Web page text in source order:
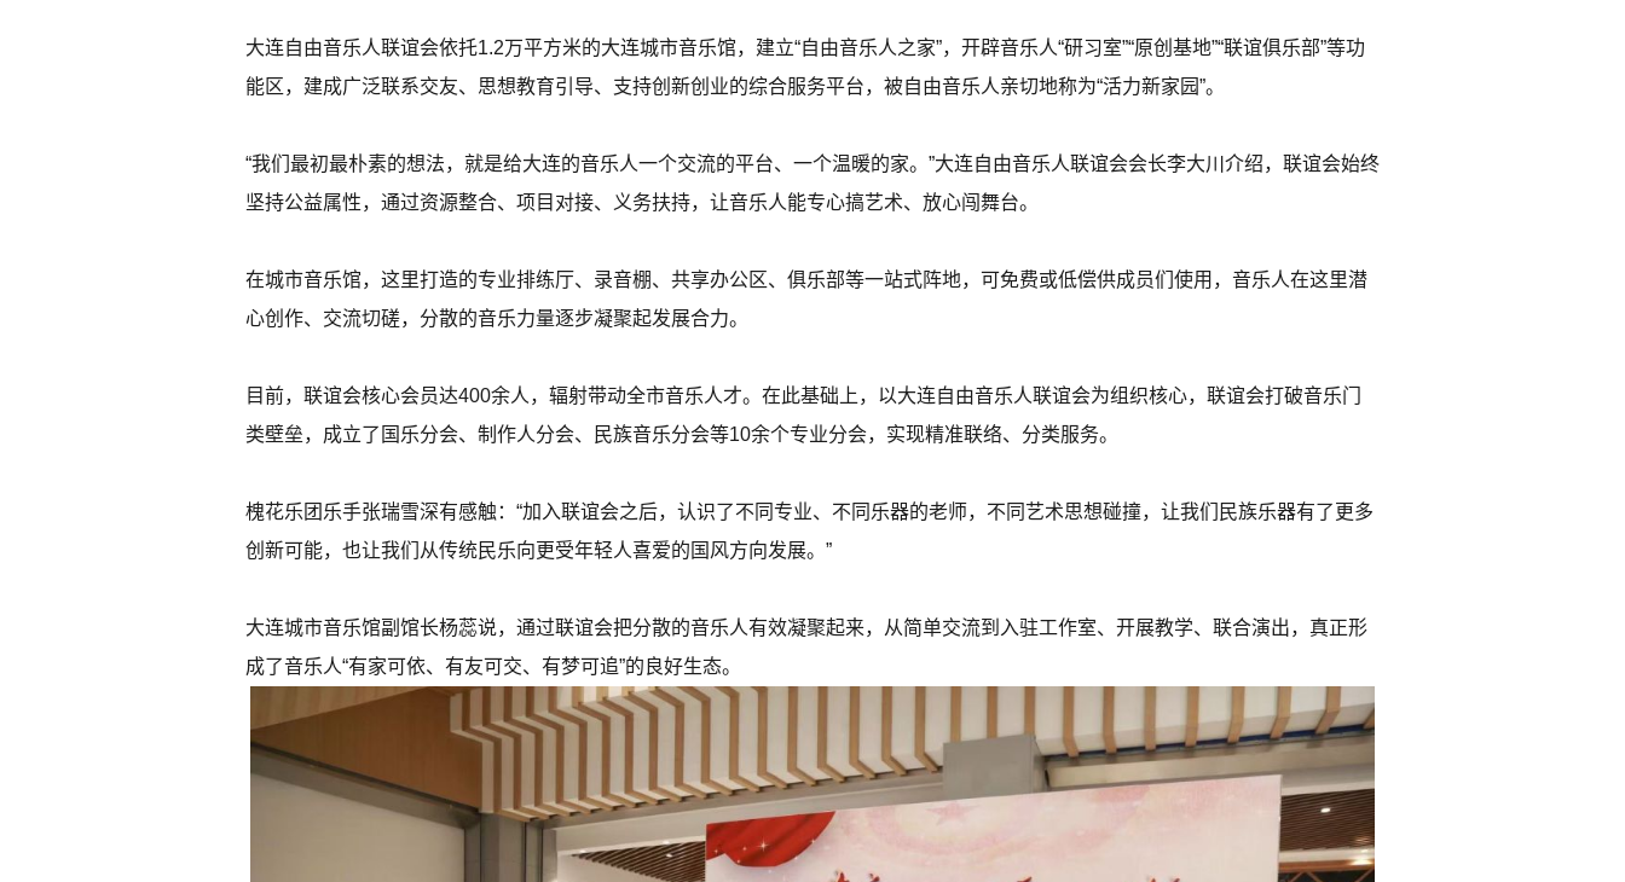
大连自由音乐人联谊会依托1.2万平方米的大连城市音乐馆，建立“自由音乐人之家”，开辟音乐人“研习室”“原创基地”“联谊俱乐部”等功
能区，建成广泛联系交友、思想教育引导、支持创新创业的综合服务平台，被自由音乐人亲切地称为“活力新家园”。
“我们最初最朴素的想法，就是给大连的音乐人一个交流的平台、一个温暖的家。”大连自由音乐人联谊会会长李大川介绍，联谊会始终
坚持公益属性，通过资源整合、项目对接、义务扶持，让音乐人能专心搞艺术、放心闯舞台。
在城市音乐馆，这里打造的专业排练厅、录音棚、共享办公区、俱乐部等一站式阵地，可免费或低偿供成员们使用，音乐人在这里潜
心创作、交流切磋，分散的音乐力量逐步凝聚起发展合力。
目前，联谊会核心会员达400余人，辐射带动全市音乐人才。在此基础上，以大连自由音乐人联谊会为组织核心，联谊会打破音乐门
类壁垒，成立了国乐分会、制作人分会、民族音乐分会等10余个专业分会，实现精准联络、分类服务。
槐花乐团乐手张瑞雪深有感触：“加入联谊会之后，认识了不同专业、不同乐器的老师，不同艺术思想碰撞，让我们民族乐器有了更多
创新可能，也让我们从传统民乐向更受年轻人喜爱的国风方向发展。”
大连城市音乐馆副馆长杨蕊说，通过联谊会把分散的音乐人有效凝聚起来，从简单交流到入驻工作室、开展教学、联合演出，真正形
成了音乐人“有家可依、有友可交、有梦可追”的良好生态。